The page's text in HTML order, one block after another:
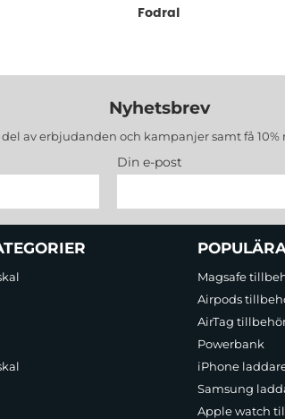
Fodral
Nyhetsbrev
av erbjudanden och kampanjer samt få 10%
Din e-post
Magsafe
Airpods
AirTag
Powerbank
iPhone
Samsung
Apple watch